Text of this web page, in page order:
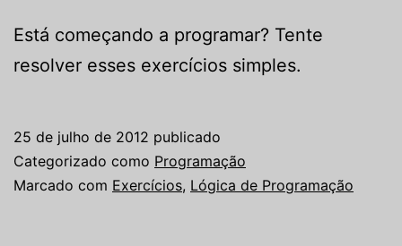
Está começando a programar? Tente
resolver esses exercícios simples.
25 de julho de 2012 publicado
Categorizado como Programação
Marcado com Exercícios, Lógica de Programação